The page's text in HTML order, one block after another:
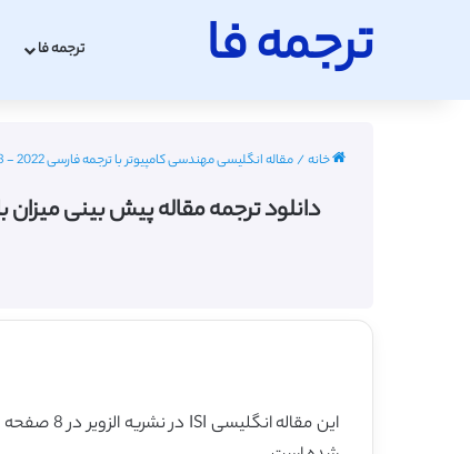
ترجمه فا ترجمه فا
خانه/مقاله انگلیسی مهندسی کامپیوتر با ترجمه فارسی 2022 - 2023
این مقاله انگلیسی ISI در نشریه الزویر در 8 صفحه در سال 2018 منتشر شده و ترجمه آن 14 صفحه میباشد. کیفیت ترجمه این مقاله ویژه – طلایی